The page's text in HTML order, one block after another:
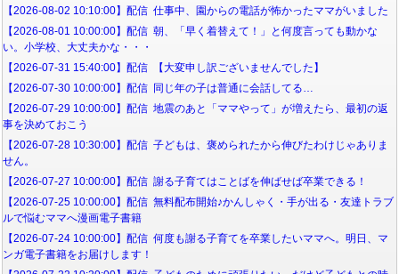
【2026-08-02 10:10:00】配信 仕事中、園からの電話が怖かったママがいました
【2026-08-01 10:00:00】配信 朝、「早く着替えて！」と何度言っても動かな
い。小学校、大丈夫かな・・・
【2026-07-31 15:40:00】配信 【大変申し訳ございませんでした】
【2026-07-30 10:00:00】配信 同じ年の子は普通に会話してる…
【2026-07-29 10:00:00】配信 地震のあと「ママやって」が増えたら、最初の返
事を決めておこう
【2026-07-28 10:30:00】配信 子どもは、褒められたから伸びたわけじゃありま
せん。
【2026-07-27 10:00:00】配信 謝る子育てはことばを伸ばせば卒業できる！
【2026-07-25 10:00:00】配信 無料配布開始♪かんしゃく・手が出る・友達トラブ
ルで悩むママへ漫画電子書籍
【2026-07-24 10:00:00】配信 何度も謝る子育てを卒業したいママへ。明日、マ
ンガ電子書籍をお届けします！